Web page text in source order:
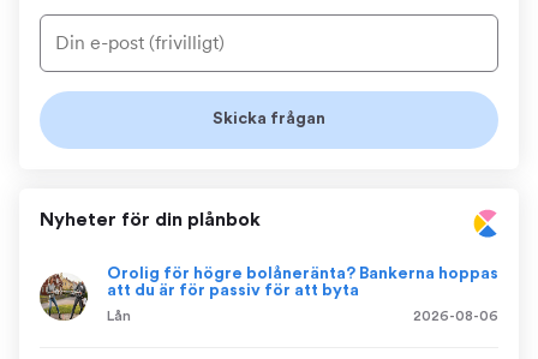
Nyheter för din plånbok
Orolig för högre bolåneränta? Bankerna hoppas
att du är för passiv för att byta
Lån 2026-08-06